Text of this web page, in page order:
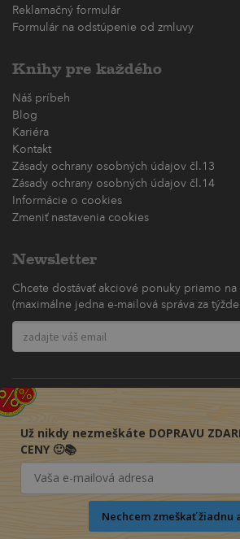
Reklamačný formulár
Formulár na odstúpenie od zmluvy
Knihy pre každého
Náš príbeh
Blog
Kariéra
Kontakt
Zásady ochrany osobných údajov čl.13
Zásady ochrany osobných údajov čl.14
Informácie o cookies
Zmeniť nastavenia cookies
Newsletter
Chcete dostávať akciové ponuky priamo na
(maximálne jedna e-mailová správa za
Už nikdy nezmeškáte DOPRAVU
CENY 🙂📚
Nechcem zmeškať žiadnu